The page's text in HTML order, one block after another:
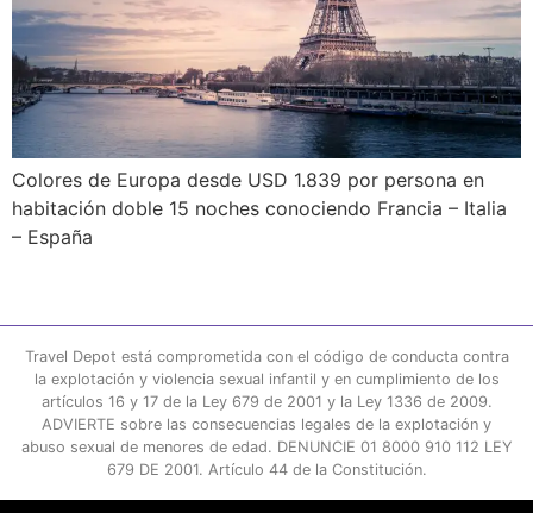
Colores de Europa desde USD 1.839 por persona en
habitación doble 15 noches conociendo Francia – Italia
– España
Travel Depot está comprometida con el código de conducta contra
la explotación y violencia sexual infantil y en cumplimiento de los
artículos 16 y 17 de la Ley 679 de 2001 y la Ley 1336 de 2009.
ADVIERTE sobre las consecuencias legales de la explotación y
abuso sexual de menores de edad. DENUNCIE 01 8000 910 112 LEY
679 DE 2001. Artículo 44 de la Constitución.